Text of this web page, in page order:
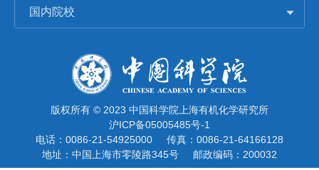
国内院校
版权所有 © 2023 中国科学院上海有机化学研究所
沪ICP备05005485号-1
电话：0086-21-54925000
传真：0086-21-64166128
地址：中国上海市零陵路345号
邮政编码：200032